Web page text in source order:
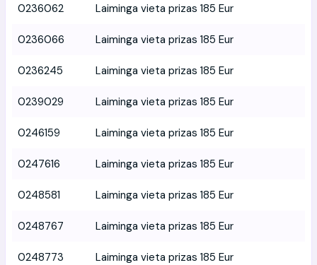
0236062 Laiminga vieta prizas 185 Eur
0236066 Laiminga vieta prizas 185 Eur
0236245 Laiminga vieta prizas 185 Eur
0239029 Laiminga vieta prizas 185 Eur
0246159 Laiminga vieta prizas 185 Eur
0247616 Laiminga vieta prizas 185 Eur
0248581 Laiminga vieta prizas 185 Eur
0248767 Laiminga vieta prizas 185 Eur
0248773 Laiminga vieta prizas 185 Eur